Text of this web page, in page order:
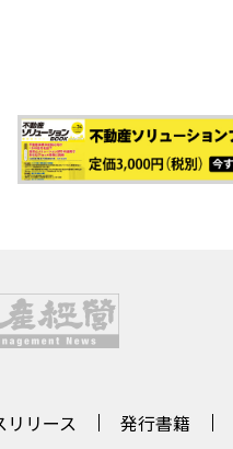
リリース 発行書籍